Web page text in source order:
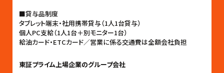
■貸与品制度
タブレット端末・社用携帯貸与（1人1台貸与）
個人PC支給（1人1台＋別モニター1台）
給油カード・ETCカード／営業に係る交通費は全額会社負担
東証プライム上場企業のグループ会社